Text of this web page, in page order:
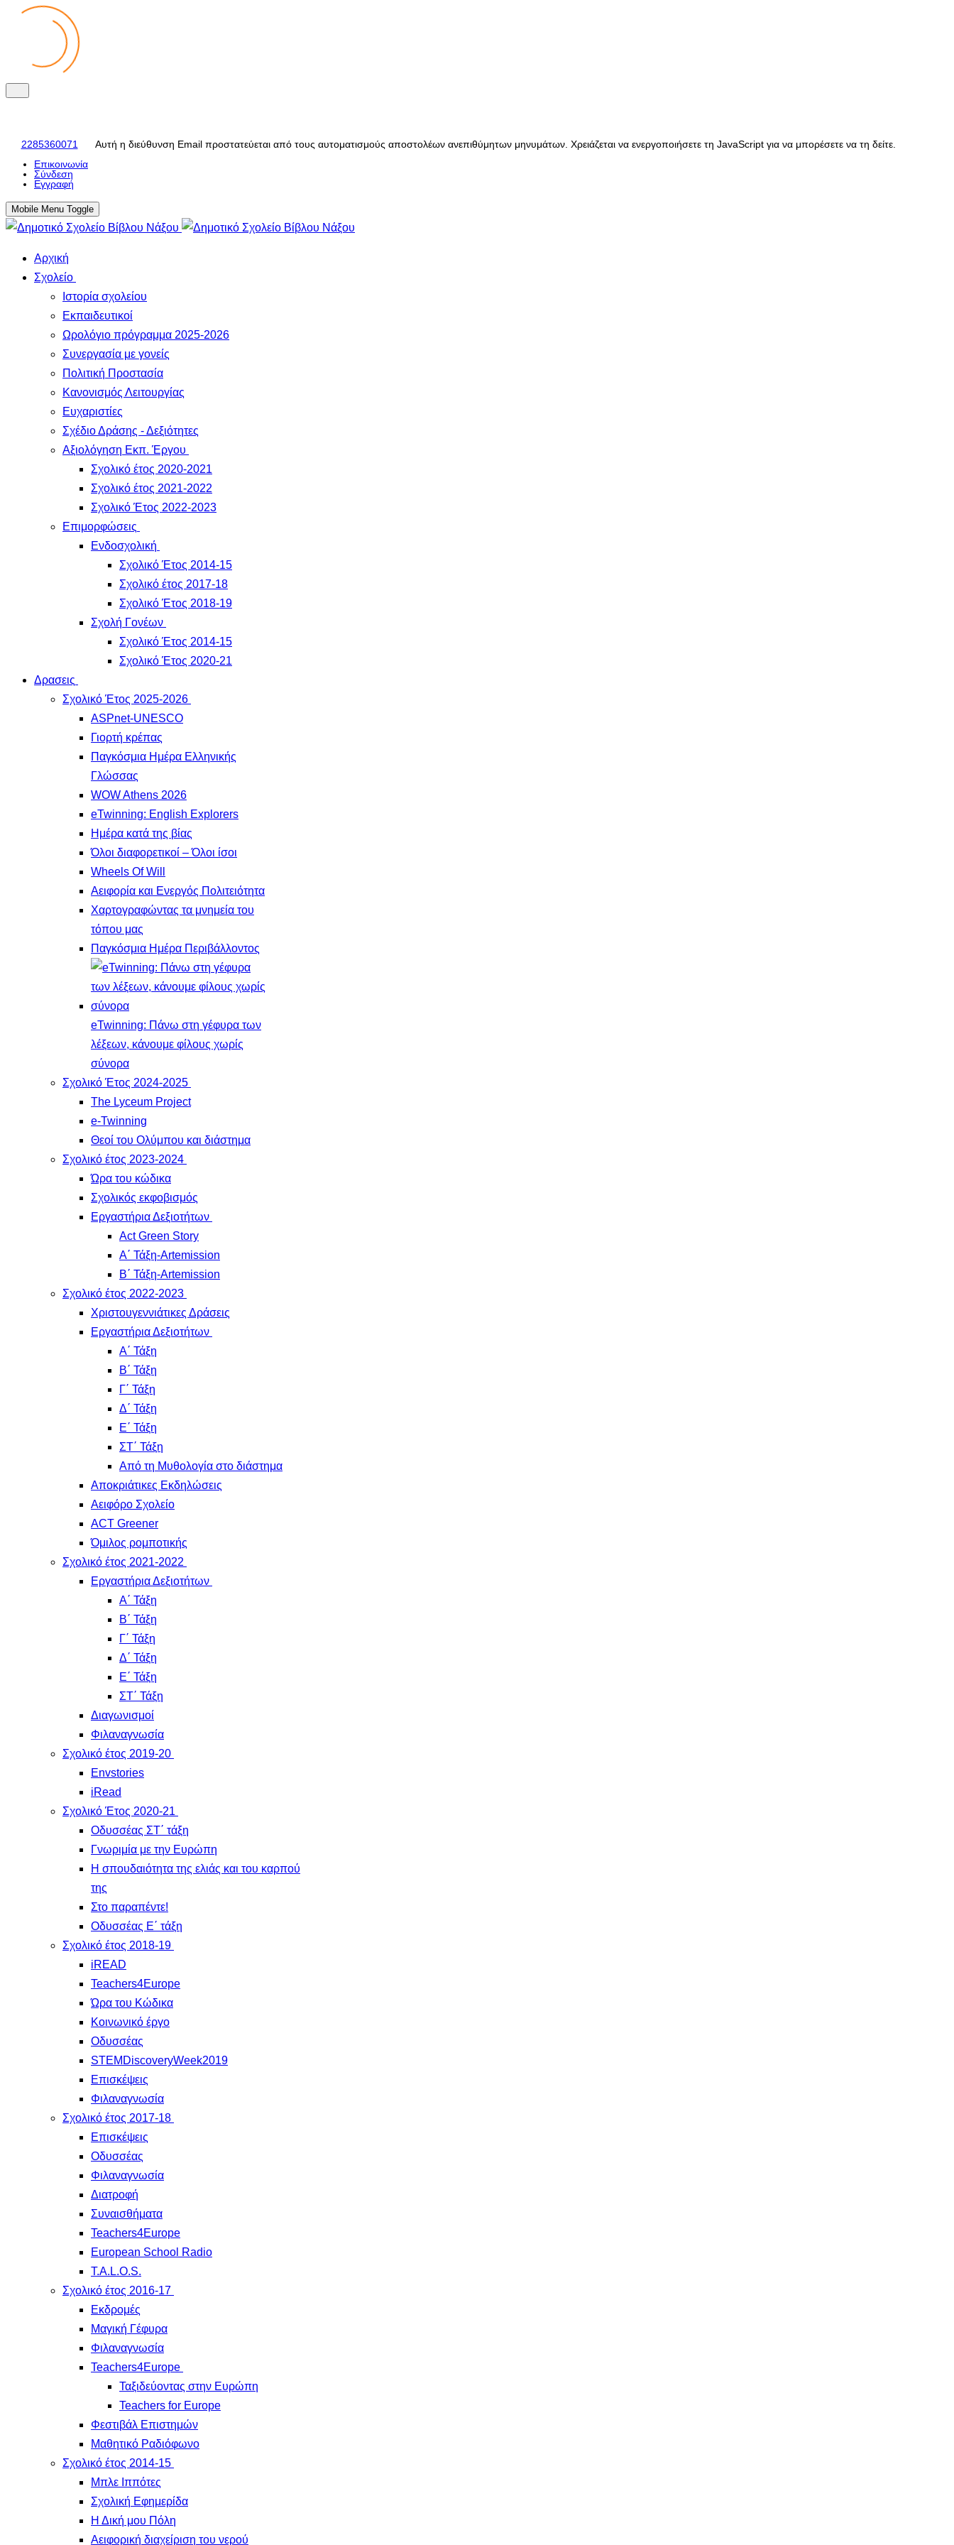
2285360071
Αυτή η διεύθυνση Email προστατεύεται από τους αυτοματισμούς αποστολέων ανεπιθύμητων μηνυμάτων. Χρειάζεται να ενεργοποιήσετε τη JavaScript για να μπορέσετε να τη δείτε.
Eπικοινωνία
Σύνδεση
Εγγραφή
Mobile Menu Toggle
Αρχική
Σχολείο
Ιστορία σχολείου
Εκπαιδευτικοί
Ωρολόγιο πρόγραμμα 2025-2026
Συνεργασία με γονείς
Πολιτική Προστασία
Κανονισμός Λειτουργίας
Ευχαριστίες
Σχέδιο Δράσης - Δεξιότητες
Αξιολόγηση Εκπ. Έργου
Σχολικό έτος 2020-2021
Σχολικό έτος 2021-2022
Σχολικό Έτος 2022-2023
Επιμορφώσεις
Ενδοσχολική
Σχολικό Έτος 2014-15
Σχολικό έτος 2017-18
Σχολικό Έτος 2018-19
Σχολή Γονέων
Σχολικό Έτος 2014-15
Σχολικό Έτος 2020-21
Δρασεις
Σχολικό Έτος 2025-2026
ASPnet-UNESCO
Γιορτή κρέπας
Παγκόσμια Ημέρα Ελληνικής
Γλώσσας
WOW Athens 2026
eTwinning: English Explorers
Ημέρα κατά της βίας
Όλοι διαφορετικοί – Όλοι ίσοι
Wheels Of Will
Αειφορία και Ενεργός Πολιτειότητα
Χαρτογραφώντας τα μνημεία του
τόπου μας
Παγκόσμια Ημέρα Περιβάλλοντος
eTwinning: Πάνω στη γέφυρα των
λέξεων, κάνουμε φίλους χωρίς
σύνορα
Σχολικό Έτος 2024-2025
The Lyceum Project
e-Twinning
Θεοί του Ολύμπου και διάστημα
Σχολικό έτος 2023-2024
Ώρα του κώδικα
Σχολικός εκφοβισμός
Εργαστήρια Δεξιοτήτων
Act Green Story
Α΄ Τάξη-Artemission
Β΄ Τάξη-Artemission
Σχολικό έτος 2022-2023
Χριστουγεννιάτικες Δράσεις
Εργαστήρια Δεξιοτήτων
Α΄ Τάξη
Β΄ Τάξη
Γ΄ Τάξη
Δ΄ Τάξη
Ε΄ Τάξη
ΣΤ΄ Τάξη
Από τη Μυθολογία στο διάστημα
Αποκριάτικες Εκδηλώσεις
Αειφόρο Σχολείο
ACT Greener
Όμιλος ρομποτικής
Σχολικό έτος 2021-2022
Εργαστήρια Δεξιοτήτων
Α΄ Τάξη
Β΄ Τάξη
Γ΄ Τάξη
Δ΄ Τάξη
Ε΄ Τάξη
ΣΤ΄ Τάξη
Διαγωνισμοί
Φιλαναγνωσία
Σχολικό έτος 2019-20
Envstories
iRead
Σχολικό Έτος 2020-21
Οδυσσέας ΣΤ΄ τάξη
Γνωριμία με την Ευρώπη
Η σπουδαιότητα της ελιάς και του καρπού
της
Στο παραπέντε!
Οδυσσέας Ε΄ τάξη
Σχολικό έτος 2018-19
iREAD
Teachers4Europe
Ώρα του Κώδικα
Κοινωνικό έργο
Οδυσσέας
STEMDiscoveryWeek2019
Επισκέψεις
Φιλαναγνωσία
Σχολικό έτος 2017-18
Επισκέψεις
Οδυσσέας
Φιλαναγνωσία
Διατροφή
Συναισθήματα
Teachers4Europe
European School Radio
T.A.L.O.S.
Σχολικό έτος 2016-17
Εκδρομές
Μαγική Γέφυρα
Φιλαναγνωσία
Teachers4Europe
Ταξιδεύοντας στην Ευρώπη
Teachers for Europe
Φεστιβάλ Επιστημών
Μαθητικό Ραδιόφωνο
Σχολικό έτος 2014-15
Μπλε Ιππότες
Σχολική Εφημερίδα
Η Δική μου Πόλη
Αειφορική διαχείριση του νερού